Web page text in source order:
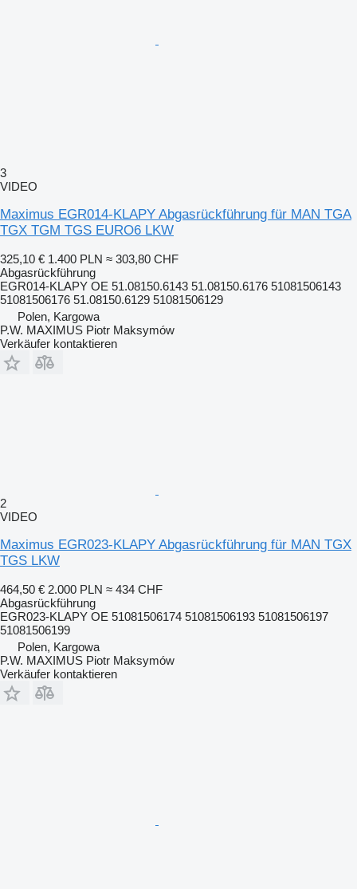
3
VIDEO
Maximus EGR014-KLAPY Abgasrückführung für MAN TGA
TGX TGM TGS EURO6 LKW
325,10 € 1.400 PLN ≈ 303,80 CHF
Abgasrückführung
EGR014-KLAPY OE 51.08150.6143 51.08150.6176 51081506143
51081506176 51.08150.6129 51081506129
Polen, Kargowa
P.W. MAXIMUS Piotr Maksymów
Verkäufer kontaktieren
2
VIDEO
Maximus EGR023-KLAPY Abgasrückführung für MAN TGX
TGS LKW
464,50 € 2.000 PLN ≈ 434 CHF
Abgasrückführung
EGR023-KLAPY OE 51081506174 51081506193 51081506197
51081506199
Polen, Kargowa
P.W. MAXIMUS Piotr Maksymów
Verkäufer kontaktieren